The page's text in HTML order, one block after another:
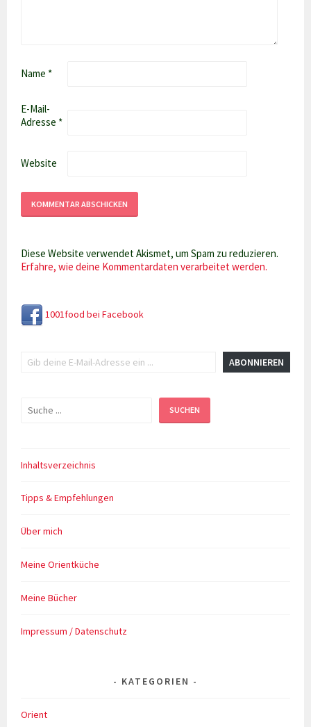
Name *
E-Mail-
Adresse *
Website
Diese Website verwendet Akismet, um Spam zu reduzieren.
Erfahre, wie deine Kommentardaten verarbeitet werden.
1001food bei Facebook
ABONNIEREN
Suchen SUCHEN
Inhaltsverzeichnis
Tipps & Empfehlungen
Über mich
Meine Orientküche
Meine Bücher
Impressum / Datenschutz
KATEGORIEN
Orient